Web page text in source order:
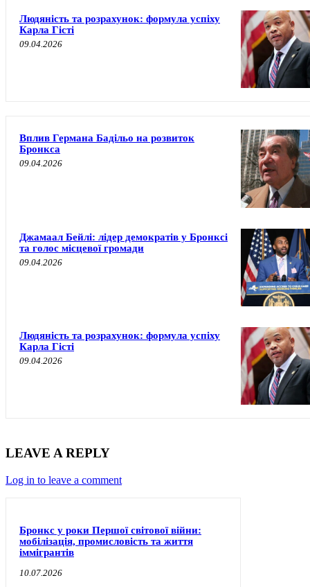
Людяність та розрахунок: формула успіху
Карла Гісті
09.04.2026
Вплив Германа Бадільо на розвиток
Бронкса
09.04.2026
Джамаал Бейлі: лідер демократів у Бронксі
та голос місцевої громади
09.04.2026
Людяність та розрахунок: формула успіху
Карла Гісті
09.04.2026
LEAVE A REPLY
Log in to leave a comment
Бронкс у роки Першої світової війни:
мобілізація, промисловість та життя
іммігрантів
10.07.2026